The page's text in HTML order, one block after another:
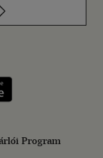
meg: Google
Program